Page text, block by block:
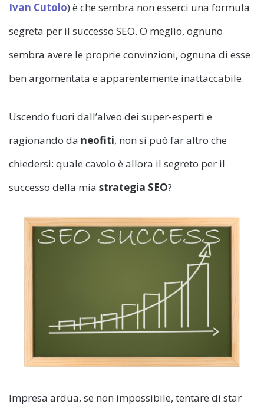
Ivan Cutolo) è che sembra non esserci una formula
segreta per il successo SEO. O meglio, ognuno
sembra avere le proprie convinzioni, ognuna di esse
ben argomentata e apparentemente inattaccabile.
Uscendo fuori dall’alveo dei super-esperti e
ragionando da neofiti, non si può far altro che
chiedersi: quale cavolo è allora il segreto per il
successo della mia strategia SEO?
Impresa ardua, se non impossibile, tentare di star